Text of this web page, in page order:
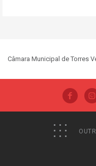
Câmara Municipal de Torres